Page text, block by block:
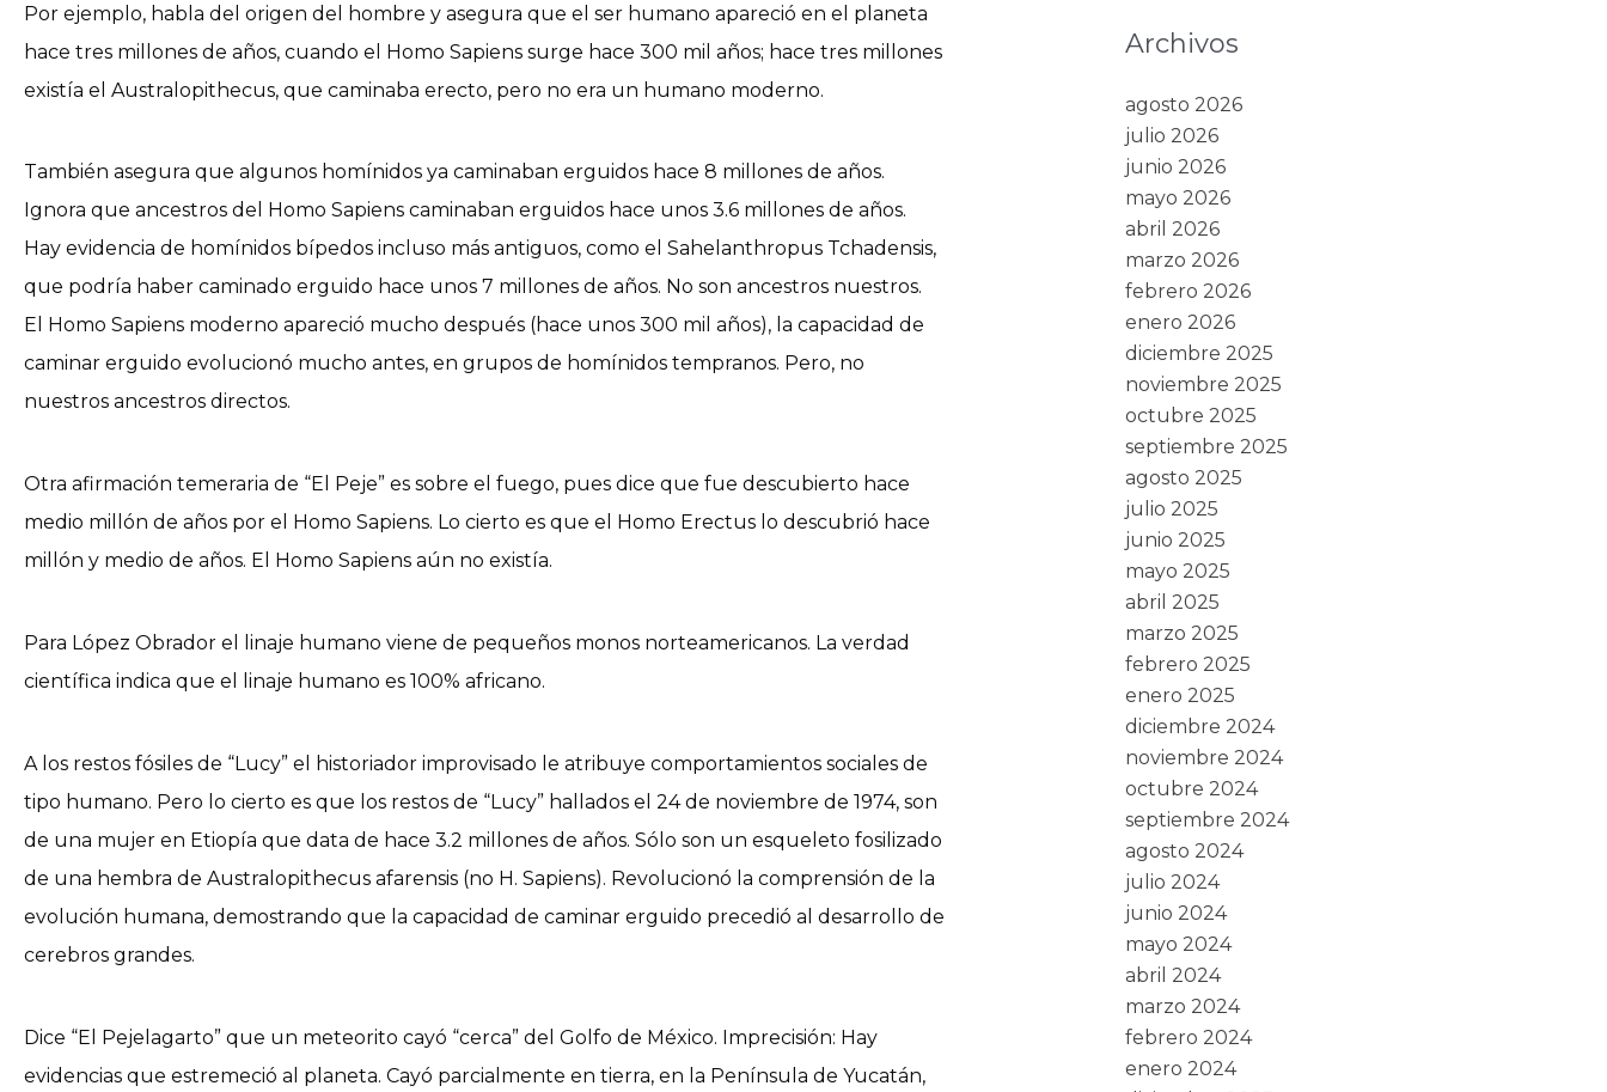
Por ejemplo, habla del origen del hombre y asegura que el ser humano apareció en el planeta
hace tres millones de años, cuando el Homo Sapiens surge hace 300 mil años; hace tres millones
existía el Australopithecus, que caminaba erecto, pero no era un humano moderno.
También asegura que algunos homínidos ya caminaban erguidos hace 8 millones de años.
Ignora que ancestros del Homo Sapiens caminaban erguidos hace unos 3.6 millones de años.
Hay evidencia de homínidos bípedos incluso más antiguos, como el Sahelanthropus Tchadensis,
que podría haber caminado erguido hace unos 7 millones de años. No son ancestros nuestros.
El Homo Sapiens moderno apareció mucho después (hace unos 300 mil años), la capacidad de
caminar erguido evolucionó mucho antes, en grupos de homínidos tempranos. Pero, no
nuestros ancestros directos.
Otra afirmación temeraria de “El Peje” es sobre el fuego, pues dice que fue descubierto hace
medio millón de años por el Homo Sapiens. Lo cierto es que el Homo Erectus lo descubrió hace
millón y medio de años. El Homo Sapiens aún no existía.
Para López Obrador el linaje humano viene de pequeños monos norteamericanos. La verdad
científica indica que el linaje humano es 100% africano.
A los restos fósiles de “Lucy” el historiador improvisado le atribuye comportamientos sociales de
tipo humano. Pero lo cierto es que los restos de “Lucy” hallados el 24 de noviembre de 1974, son
de una mujer en Etiopía que data de hace 3.2 millones de años. Sólo son un esqueleto fosilizado
de una hembra de Australopithecus afarensis (no H. Sapiens). Revolucionó la comprensión de la
evolución humana, demostrando que la capacidad de caminar erguido precedió al desarrollo de
cerebros grandes.
Dice “El Pejelagarto” que un meteorito cayó “cerca” del Golfo de México. Imprecisión: Hay
evidencias que estremeció al planeta. Cayó parcialmente en tierra, en la Península de Yucatán,
Archivos
agosto 2026
julio 2026
junio 2026
mayo 2026
abril 2026
marzo 2026
febrero 2026
enero 2026
diciembre 2025
noviembre 2025
octubre 2025
septiembre 2025
agosto 2025
julio 2025
junio 2025
mayo 2025
abril 2025
marzo 2025
febrero 2025
enero 2025
diciembre 2024
noviembre 2024
octubre 2024
septiembre 2024
agosto 2024
julio 2024
junio 2024
mayo 2024
abril 2024
marzo 2024
febrero 2024
enero 2024